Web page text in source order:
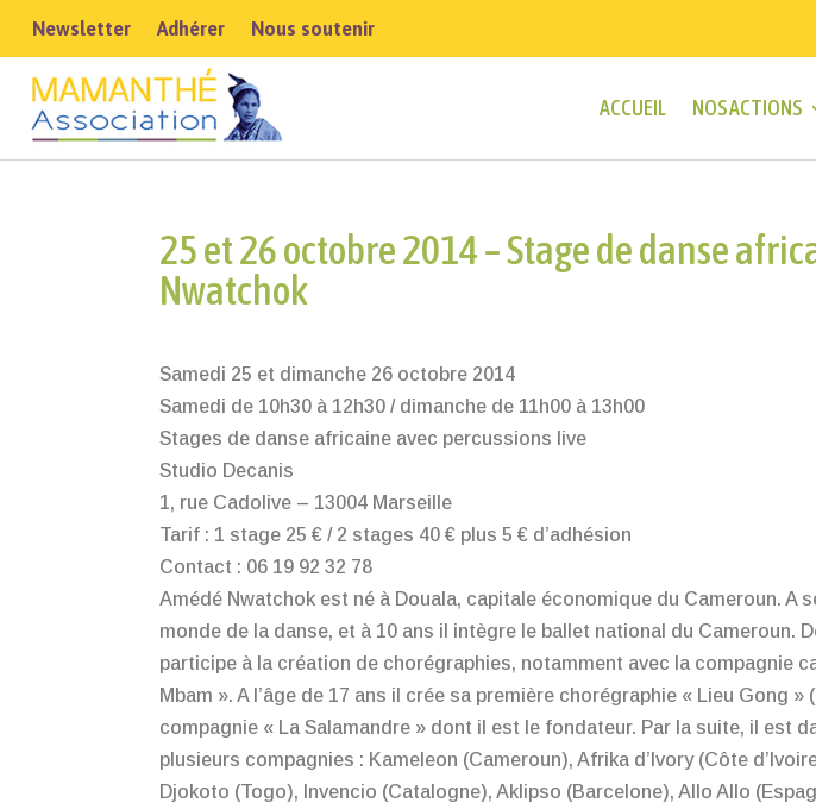
Newsletter Adhérer Nous soutenir
ACCUEIL NOS ACTIONS
25 et 26 octobre 2014 – Stage de danse
Nwatchok
Samedi 25 et dimanche 26 octobre 2014
Samedi de 10h30 à 12h30 / dimanche de 11h00 à 13h00
Stages de danse africaine avec percussions live
Studio Decanis
1, rue Cadolive – 13004 Marseille
Tarif : 1 stage 25 € / 2 stages 40 € plus 5 € d’adhésion
Contact : 06 19 92 32 78
Amédé Nwatchok est né à Douala, capitale économique du Cameroun. A
monde de la danse, et à 10 ans il intègre le ballet national du Cameroun.
participe à la création de chorégraphies, notamment avec la compagnie
Mbam ». A l’âge de 17 ans il crée sa première chorégraphie « Lieu Gong
compagnie « La Salamandre » dont il est le fondateur. Par la suite, il est
plusieurs compagnies : Kameleon (Cameroun), Afrika d’Ivory (Côte
Djokoto (Togo), Invencio (Catalogne), Aklipso (Barcelone), Allo Allo